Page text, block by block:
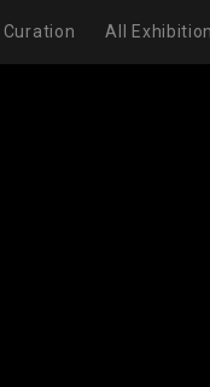
Curation All